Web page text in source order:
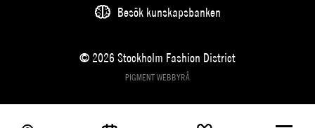
Besök kunskapsbanken
© 2026 Stockholm Fashion District
PIGMENT WEBBYRÅ